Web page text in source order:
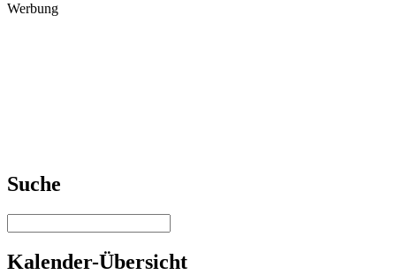
Werbung
Suche
Kalender-Übersicht